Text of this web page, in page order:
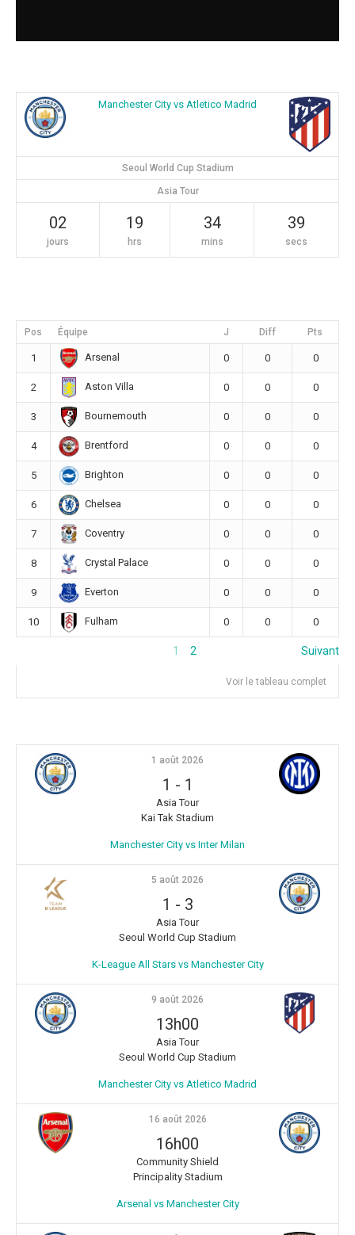
Manchester City vs Atletico Madrid
Seoul World Cup Stadium
Asia Tour
02
jours
19
hrs
34
mins
39
secs
Pos Équipe J Diff Pts
1 Arsenal 0 0 0
2 Aston Villa 0 0 0
3 Bournemouth 0 0 0
4 Brentford 0 0 0
5 Brighton 0 0 0
6 Chelsea 0 0 0
7 Coventry 0 0 0
8 Crystal Palace 0 0 0
9 Everton 0 0 0
10 Fulham 0 0 0
1 2 Suivant
Voir le tableau complet
1 août 2026
1 - 1
Asia Tour
Kai Tak Stadium
Manchester City vs Inter Milan
5 août 2026
1 - 3
Asia Tour
Seoul World Cup Stadium
K-League All Stars vs Manchester City
9 août 2026
13h00
Asia Tour
Seoul World Cup Stadium
Manchester City vs Atletico Madrid
16 août 2026
16h00
Community Shield
Principality Stadium
Arsenal vs Manchester City